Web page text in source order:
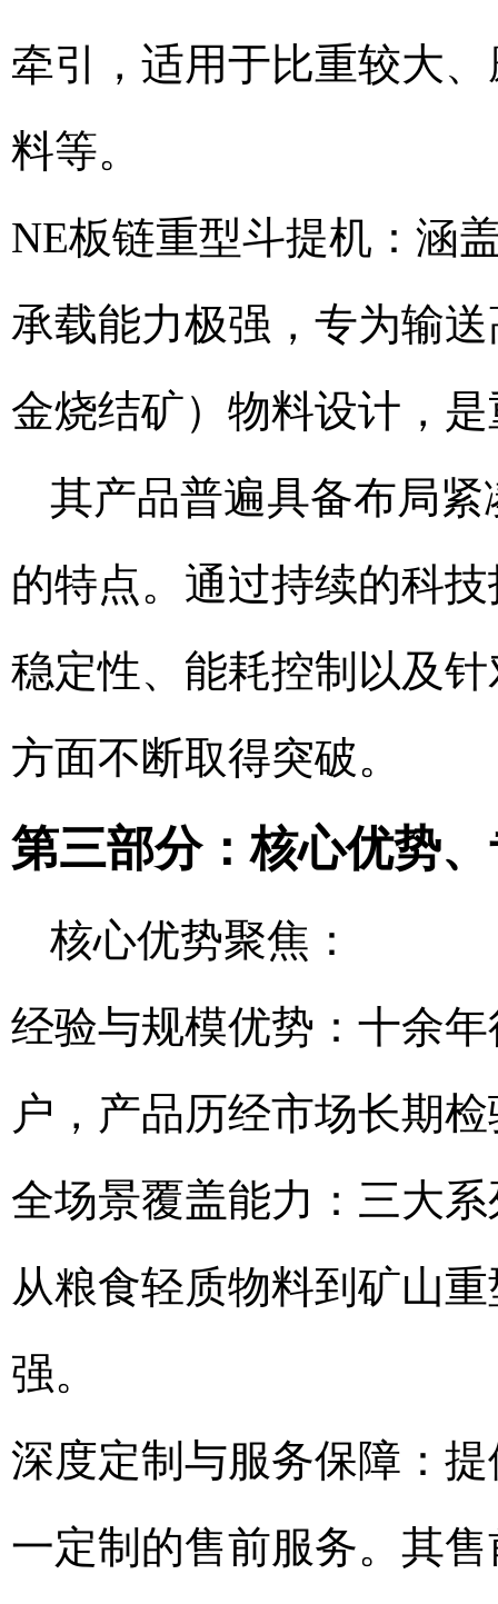
牵引，适用于比重较大
料等。
NE板链重型斗提机：涵
承载能力极强，专为输
金烧结矿）物料设计，
其产品普遍具备布局
的特点。通过持续的科
稳定性、能耗控制以及
方面不断取得突破。
第三部分：核心优势
核心优势聚焦：
经验与规模优势：十余
户，产品历经市场长期
全场景覆盖能力：三大
从粮食轻质物料到矿山
强。
深度定制与服务保障：
一定制的售前服务。其